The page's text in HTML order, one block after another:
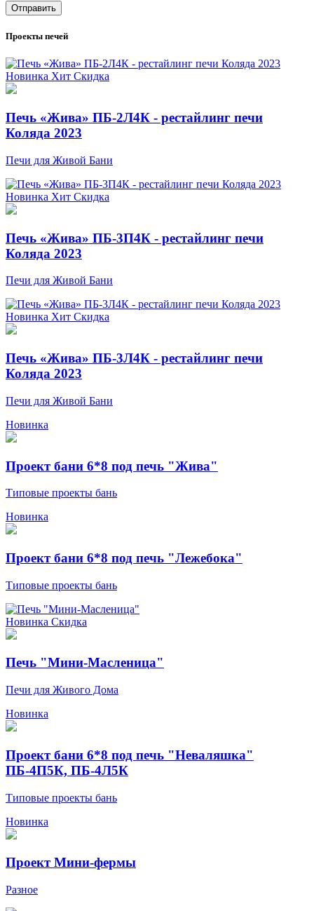
Отправить
Проекты печей
Новинка Хит Скидка
Печь «Жива» ПБ-2Л4К - рестайлинг печи
Коляда 2023
Печи для Живой Бани
Новинка Хит Скидка
Печь «Жива» ПБ-3П4К - рестайлинг печи
Коляда 2023
Печи для Живой Бани
Новинка Хит Скидка
Печь «Жива» ПБ-3Л4К - рестайлинг печи
Коляда 2023
Печи для Живой Бани
Новинка
Проект бани 6*8 под печь "Жива"
Типовые проекты бань
Новинка
Проект бани 6*8 под печь "Лежебока"
Типовые проекты бань
Новинка Скидка
Печь "Мини-Масленица"
Печи для Живого Дома
Новинка
Проект бани 6*8 под печь "Неваляшка"
ПБ-4П5К, ПБ-4Л5К
Типовые проекты бань
Новинка
Проект Мини-фермы
Разное